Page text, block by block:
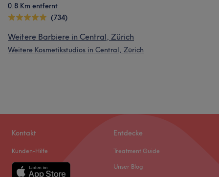
0.8 Km entfernt
(734)
Weitere Barbiere in Central, Zürich
Weitere Kosmetikstudios in Central, Zürich
Kontakt
Kunden-Hilfe
Entdecke
Treatment Guide
Unser Blog